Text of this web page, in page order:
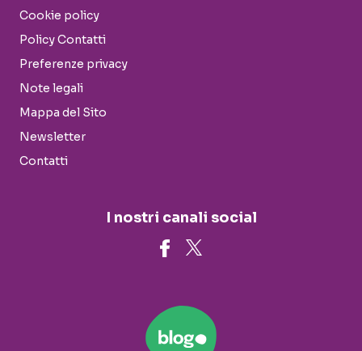
Cookie policy
Policy Contatti
Preferenze privacy
Note legali
Mappa del Sito
Newsletter
Contatti
I nostri canali social